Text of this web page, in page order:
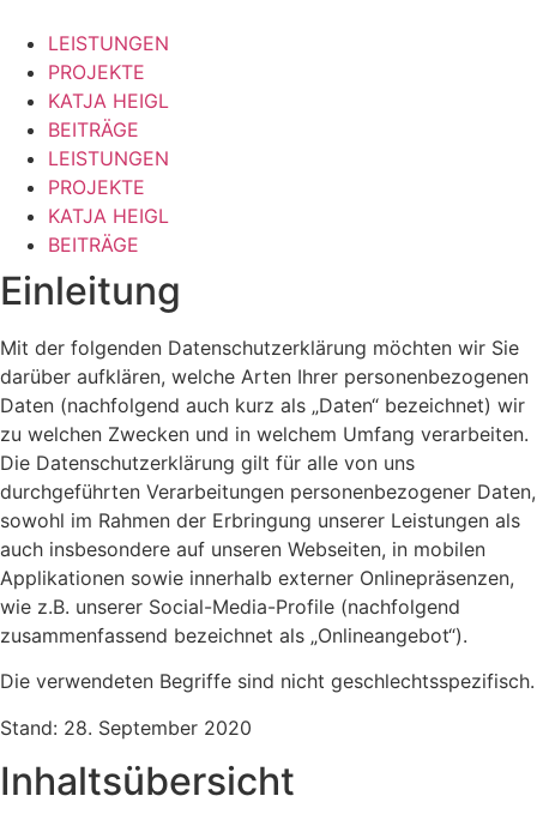
Inhalt
springen
LEISTUNGEN
PROJEKTE
KATJA HEIGL
BEITRÄGE
LEISTUNGEN
PROJEKTE
KATJA HEIGL
BEITRÄGE
Einleitung
Mit der folgenden Datenschutzerklärung möchten wir Sie
darüber aufklären, welche Arten Ihrer personenbezogenen
Daten (nachfolgend auch kurz als „Daten“ bezeichnet) wir
zu welchen Zwecken und in welchem Umfang verarbeiten.
Die Datenschutzerklärung gilt für alle von uns
durchgeführten Verarbeitungen personenbezogener Daten,
sowohl im Rahmen der Erbringung unserer Leistungen als
auch insbesondere auf unseren Webseiten, in mobilen
Applikationen sowie innerhalb externer Onlinepräsenzen,
wie z.B. unserer Social-Media-Profile (nachfolgend
zusammenfassend bezeichnet als „Onlineangebot“).
Die verwendeten Begriffe sind nicht geschlechtsspezifisch.
Stand: 28. September 2020
Inhaltsübersicht